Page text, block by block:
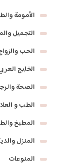
الأمومة
التجميل
الحب
الخليج
الصحة
الطب و
المطبخ
المنزل
المنوعات